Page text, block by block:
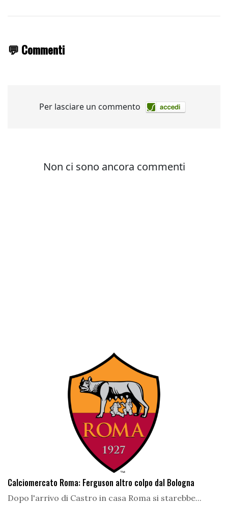
💬 Commenti
Calciomercato Roma: Ferguson altro colpo dal Bologna
Dopo l'arrivo di Castro in casa Roma si starebbe...